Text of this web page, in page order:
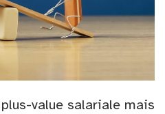
value salariale mais